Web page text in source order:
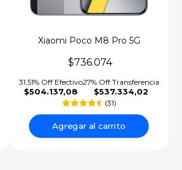
Xiaomi Poco M8 Pro 5G
$736.074
31,51% Off Efectivo
$504.137,08
27% Off Transferencia
$537.334,02
(31)
Agregar al carrito